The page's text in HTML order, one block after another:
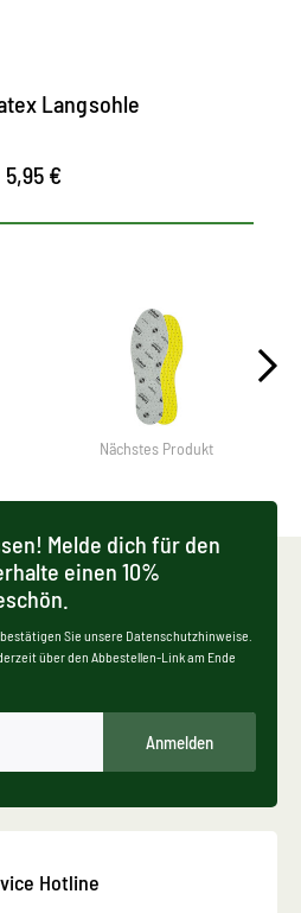
Langsohle
5,95 €
Nächstes Produkt
Melde dich für den
einen 10%
Sie unsere Datenschutzhinweise.
über den Abbestellen-Link am Ende
Anmelden
Hotline